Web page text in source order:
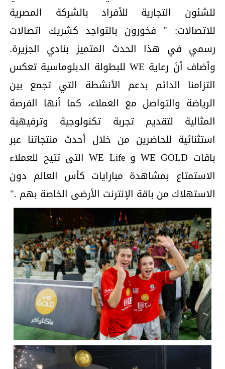
للشئون التجارية للأفراد بالشركة المصرية
للاتصالات: " فخورون بالتواجد كشريك اتصالات
رسمي في هذا الحدث المتميز بنادي الجزيرة.
وأضاف أنَ رعاية WE للبطولة الدبلوماسية تعكس
التزامنا الدائم بدعم الأنشطة التي تجمع بين
الرياضة والتواصل مع العملاء، كما أنها الفرصة
المثالية لتقديم تجربة تكنولوجية وترفيهية
استثنائية للحاضرين من خلال أحدث منتجاتنا عبر
باقات WE GOLD و WE Life التى تتيح للعملاء
الاستمتاع بمشاهدة مبارايات كأس العالم دون
الاستهلاك من باقة الإنترنت الأرضى الخاصة بهم ."